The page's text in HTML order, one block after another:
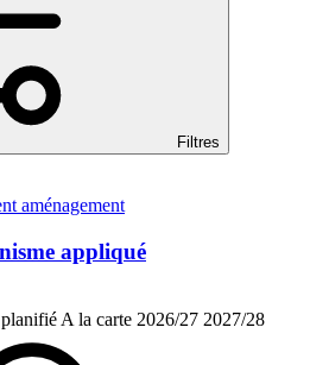
Filtres
aménagement
appliqué
A la carte 2026/27 2027/28